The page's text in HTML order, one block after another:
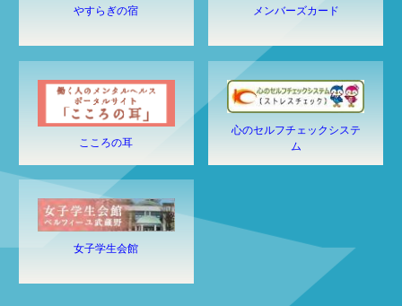
やすらぎの宿 メンバーズカード
こころの耳
心のセルフチェックシステ
ム
女子学生会館